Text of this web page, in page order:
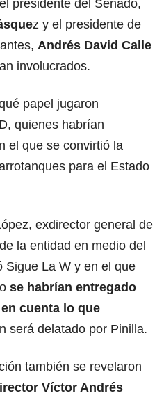
presidente del Senado,
z y el presidente de
Andrés David Calle
involucrados.
papel jugaron
quienes habrían
el que se convirtió la
para el Estado
exdirector general de
la entidad en medio del
Sigue La W y en el que
se habrían entregado
cuenta lo que
será delatado por Pinilla.
también se revelaron
Víctor Andrés